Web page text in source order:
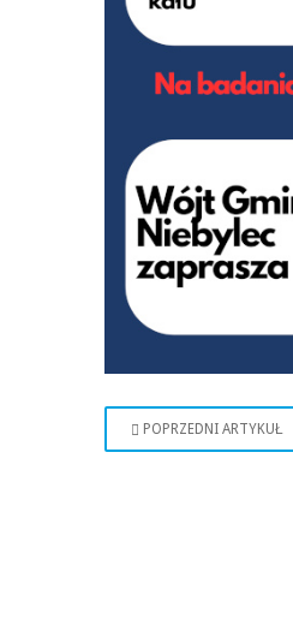
POPRZEDNI ARTYKUŁ